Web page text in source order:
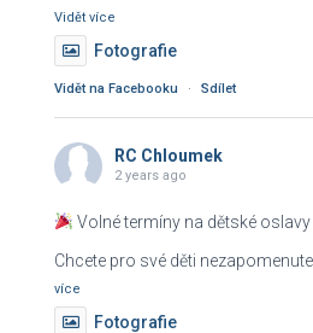
Vidět více
Fotografie
Vidět na Facebooku · Sdílet
RC Chloumek
2 years ago
Volné termíny na dětské
Chcete pro své děti
více
Fotografie